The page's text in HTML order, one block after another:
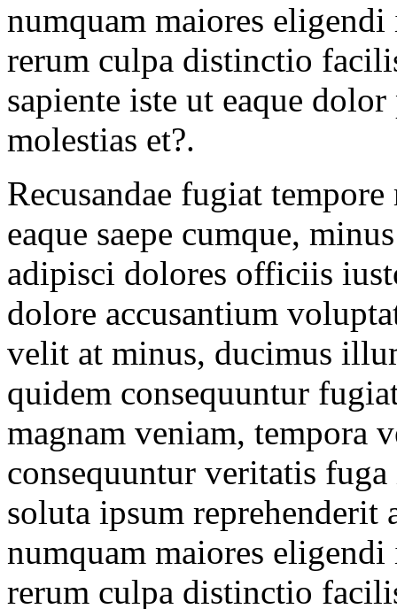
numquam maiores
rerum culpa distinctio
sapiente iste ut eaque
molestias et?.
Recusandae fugiat
eaque saepe cumque,
adipisci dolores officiis
dolore accusantium
velit at minus, ducimus
quidem consequuntur
magnam veniam, tempora
consequuntur veritatis
soluta ipsum reprehenderit
numquam maiores
rerum culpa distinctio